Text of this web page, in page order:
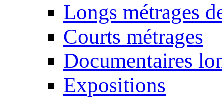
Longs métrages
Courts métrages
Documentaires
Expositions